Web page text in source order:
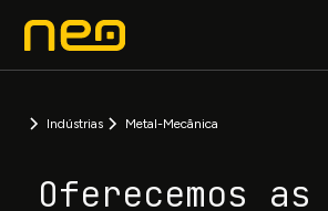
Indústrias Metal-Mecânica
Oferecemos as